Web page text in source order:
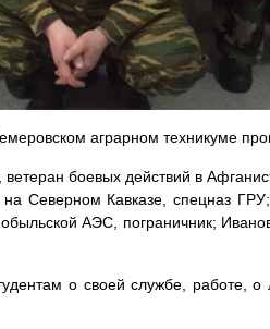
аграрном техникуме
боевых действий в
Северном Кавказе, спецназ
АЭС, пограничник;
о своей службе, работе,